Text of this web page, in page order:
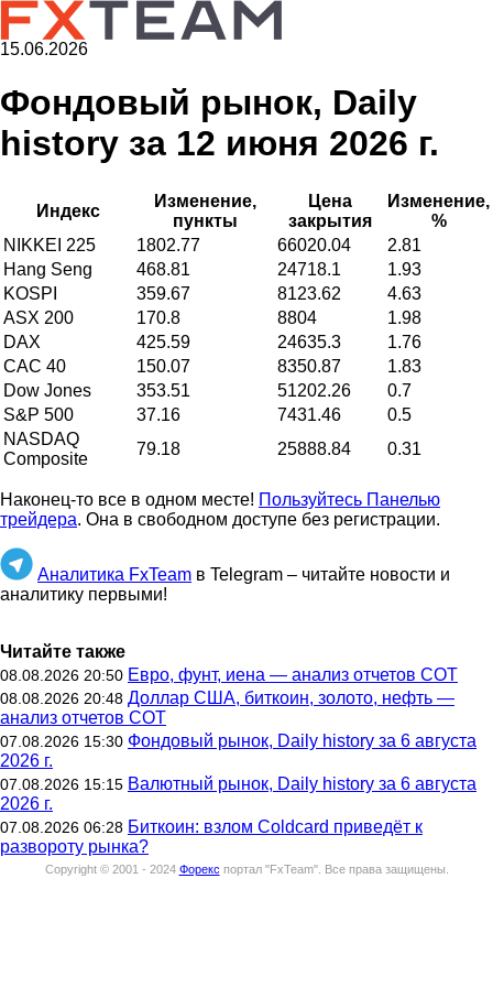
15.06.2026
Фондовый рынок, Daily
history за 12 июня 2026 г.
Индекс
Изменение,
пункты
Цена
закрытия
Изменение,
%
NIKKEI 225
1802.77 66020.04
2.81
Hang Seng
468.81 24718.1
1.93
KOSPI
359.67 8123.62
4.63
ASX 200
170.8 8804
1.98
DAX
425.59 24635.3
1.76
CAC 40
150.07 8350.87
1.83
Dow Jones
353.51 51202.26
0.7
S&P 500
37.16 7431.46
0.5
NASDAQ
Composite
79.18 25888.84 0.31
Наконец-то все в одном месте! Пользуйтесь Панелью
трейдера. Она в свободном доступе без регистрации.
Аналитика FxTeam в Telegram – читайте новости и
аналитику первыми!
Читайте также
08.08.2026 20:50 Евро, фунт, иена — анализ отчетов СОТ
08.08.2026 20:48 Доллар США, биткоин, золото, нефть —
анализ отчетов СОТ
07.08.2026 15:30 Фондовый рынок, Daily history за 6 августа
2026 г.
07.08.2026 15:15 Валютный рынок, Daily history за 6 августа
2026 г.
07.08.2026 06:28 Биткоин: взлом Coldcard приведёт к
развороту рынка?
Copyright © 2001 - 2024 Форекс портал "FxTeam". Все права защищены.